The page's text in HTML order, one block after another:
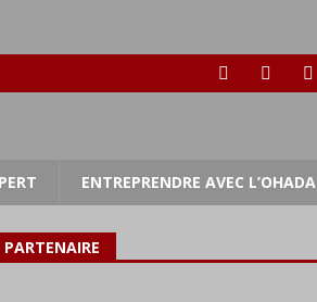
ENTREPRENDRE AVEC L’OHADA
PARTENAIRE